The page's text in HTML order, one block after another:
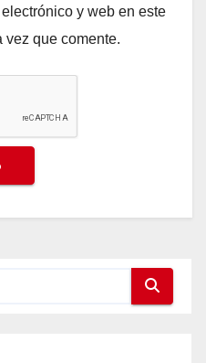
y web en este
vez que comente.